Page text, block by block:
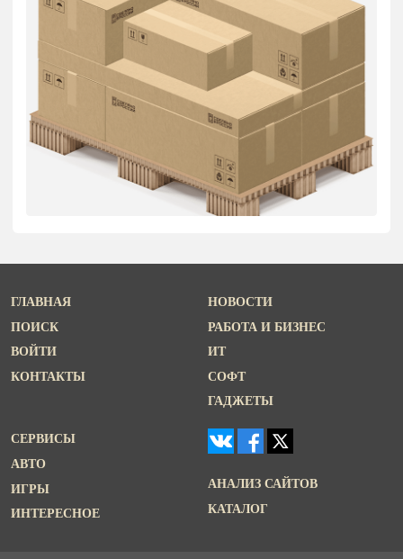
ГЛАВНАЯ
ПОИСК
ВОЙТИ
КОНТАКТЫ
НОВОСТИ
РАБОТА И БИЗНЕС
ИТ
СОФТ
ГАДЖЕТЫ
СЕРВИСЫ
АВТО
ИГРЫ
ИНТЕРЕСНОЕ
АНАЛИЗ САЙТОВ
КАТАЛОГ